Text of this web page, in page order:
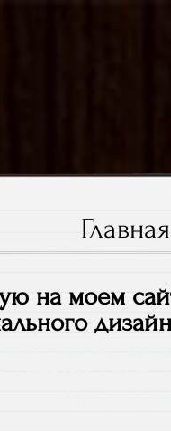
дизайн квартир,
Главная
на моем